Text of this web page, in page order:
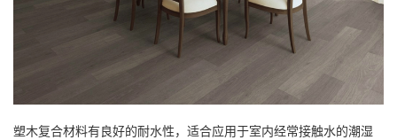
塑木复合材料有良好的耐水性，适合应用于室内经常接触水的潮湿